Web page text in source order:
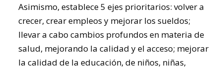
Asimismo, establece 5 ejes prioritarios: volver a
crecer, crear empleos y mejorar los sueldos;
llevar a cabo cambios profundos en materia de
salud, mejorando la calidad y el acceso; mejorar
la calidad de la educación, de niños, niñas,